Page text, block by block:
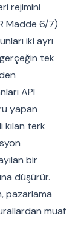
rejimini
Madde 6/7)
iki ayrı
tek
API
yapan
kılan terk
bir
düşürür.
pazarlama
muaf